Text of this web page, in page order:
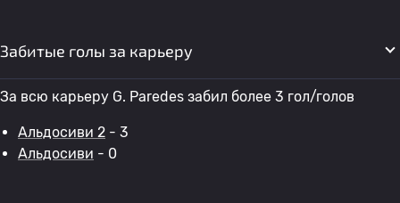
Забитые голы за карьеру
За всю карьеру G. Paredes забил более 3 гол/голов
Альдосиви 2 - 3
Альдосиви - 0